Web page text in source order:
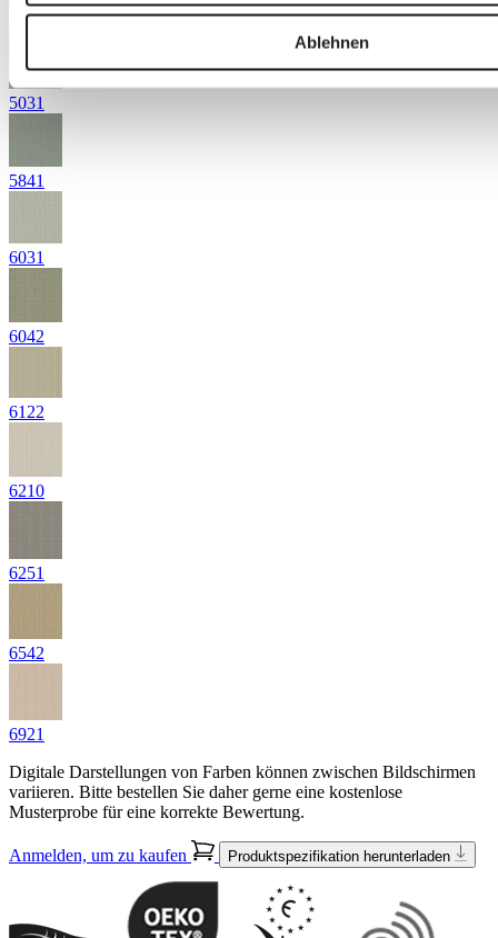
Ablehnen
5021
5031
5841
6031
6042
6122
6210
6251
6542
6921
Digitale Darstellungen von Farben können zwischen Bildschirmen
variieren. Bitte bestellen Sie daher gerne eine kostenlose
Musterprobe für eine korrekte Bewertung.
Anmelden, um zu kaufen Produktspezifikation herunterladen